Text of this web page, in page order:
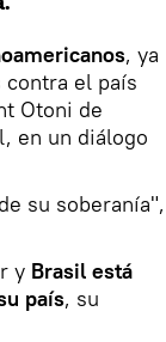
, ya
contra el país
Otoni de
en un diálogo
su soberanía",
y Brasil está
país, su